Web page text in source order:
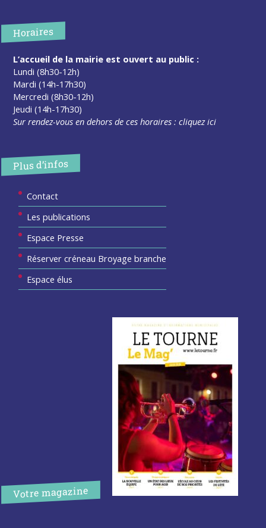
Horaires
L’accueil de la mairie est ouvert au public :
Lundi (8h30-12h)
Mardi (14h-17h30)
Mercredi (8h30-12h)
Jeudi (14h-17h30)
Sur rendez-vous en dehors de ces horaires :cliquez ici
Plus d’infos
Contact
Les publications
Espace Presse
Réserver créneau Broyage branche
Espace élus
Votre magazine